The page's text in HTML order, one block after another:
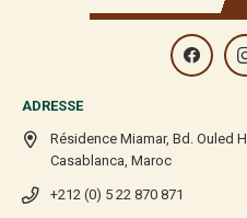
ADRESSE
Résidence Miamar, Bd. Ouled
Casablanca, Maroc
+212 (0) 5 22 870 871